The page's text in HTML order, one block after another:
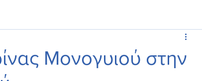
Μονογυιού στην